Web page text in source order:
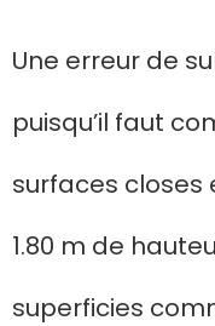
Une erreur de
puisqu’il faut
surfaces
1.80 m de
superficies